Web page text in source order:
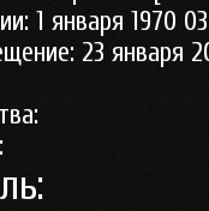
1 января 1970
23 января